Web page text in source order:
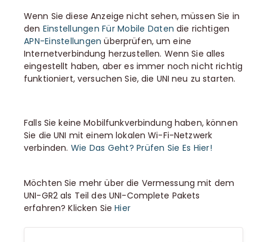
Wenn Sie diese Anzeige nicht sehen, müssen Sie in
den Einstellungen Für Mobile Daten die richtigen
APN-Einstellungen überprüfen, um eine
Internetverbindung herzustellen. Wenn Sie alles
eingestellt haben, aber es immer noch nicht richtig
funktioniert, versuchen Sie, die UNI neu zu starten.
Falls Sie keine Mobilfunkverbindung haben, können
Sie die UNI mit einem lokalen Wi-Fi-Netzwerk
verbinden. Wie Das Geht? Prüfen Sie Es Hier!
Möchten Sie mehr über die Vermessung mit dem
UNI-GR2 als Teil des UNI-Complete Pakets
erfahren? Klicken SieHier